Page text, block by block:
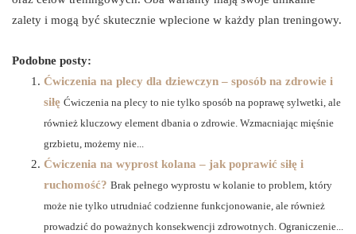
zalety i mogą być skutecznie wplecione w każdy plan treningowy.
Podobne posty:
Ćwiczenia na plecy dla dziewczyn – sposób na zdrowie i
siłę Ćwiczenia na plecy to nie tylko sposób na poprawę sylwetki, ale
również kluczowy element dbania o zdrowie. Wzmacniając mięśnie
grzbietu, możemy nie...
Ćwiczenia na wyprost kolana – jak poprawić siłę i
ruchomość? Brak pełnego wyprostu w kolanie to problem, który
może nie tylko utrudniać codzienne funkcjonowanie, ale również
prowadzić do poważnych konsekwencji zdrowotnych. Ograniczenie...